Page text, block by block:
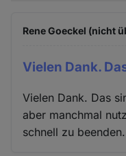
Rene Goeckel (nicht
Vielen Dank.
Vielen Dank. Das
aber manchmal
schnell zu beenden.